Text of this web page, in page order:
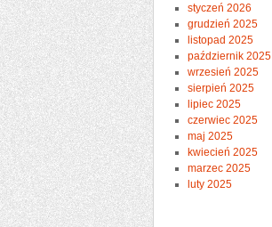
styczeń 2026
grudzień 2025
listopad 2025
październik 2025
wrzesień 2025
sierpień 2025
lipiec 2025
czerwiec 2025
maj 2025
kwiecień 2025
marzec 2025
luty 2025